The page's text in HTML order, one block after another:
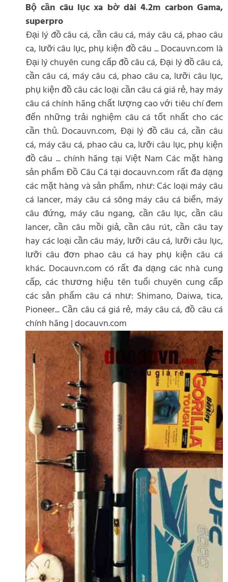
Bộ cần câu lục xa bờ dài 4.2m carbon Gama,
superpro
Đại lý đồ câu cá, cần câu cá, máy câu cá, phao câu
ca, lưỡi câu lục, phụ kiện đồ câu ... Docauvn.com là
Đại lý chuyên cung cấp đồ câu cá, Đại lý đồ câu cá,
cần câu cá, máy câu cá, phao câu ca, lưỡi câu lục,
phụ kiện đồ câu các loại cần câu cá giá rẻ, hay máy
câu cá chính hãng chất lượng cao với tiêu chí đem
đến những trải nghiệm câu cá tốt nhất cho các
cần thủ. Docauvn.com, Đại lý đồ câu cá, cần câu
cá, máy câu cá, phao câu ca, lưỡi câu lục, phụ kiện
đồ câu ... chính hãng tại Việt Nam Các mặt hàng
sản phẩm Đồ Câu Cá tại docauvn.com rất đa dạng
các mặt hàng và sản phẩm, như: Các loại máy câu
cá lancer, máy câu cá sông máy câu cá biển, máy
câu đứng, máy câu ngang, cần câu lục, cần câu
lancer, cần câu mồi giả, cần câu rút, cần câu tay
hay các loại cần câu máy, lưỡi câu cá, lưỡi câu lục,
lưỡi câu đơn phao câu cá hay phụ kiện câu cá
khác. Docauvn.com có rất đa dạng các nhà cung
cấp, các thương hiệu tên tuổi chuyên cung cấp
các sản phẩm câu cá như: Shimano, Daiwa, tica,
Pioneer... Cần câu cá giá rẻ, máy câu cá, đồ câu cá
chính hãng | docauvn.com